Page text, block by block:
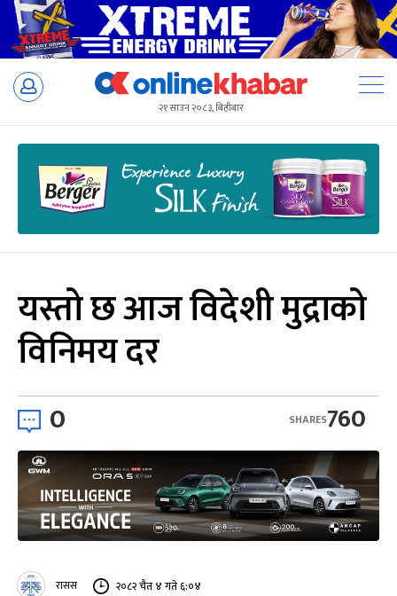
Skip
२१ साउन २०८३, बिहीबार
यस्तो छ आज विदेशी मुद्राको
विनिमय दर
0 760
SHARES
रासस २०८२ चैत ४ गते ६:०४